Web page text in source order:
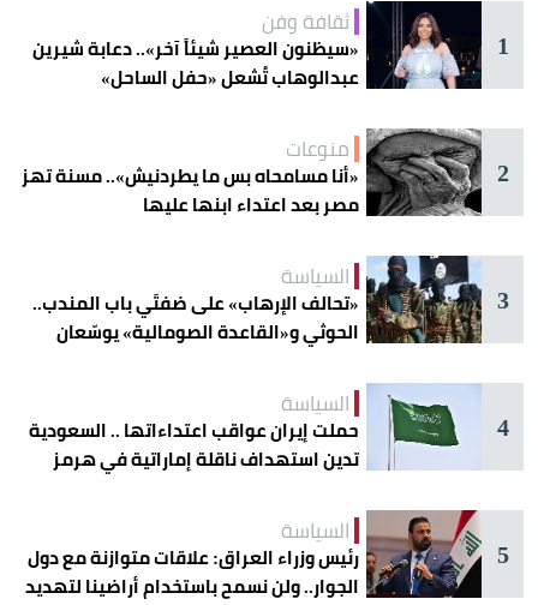
1
ثقافة وفن
«سيظنون العصير شيئاً آخر».. دعابة شيرين
عبدالوهاب تُشعل «حفل الساحل»
2
منوعات
«أنا مسامحاه بس ما يطردنيش».. مسنة تهز
مصر بعد اعتداء ابنها عليها
3
السياسة
«تحالف الإرهاب» على ضفتَي باب المندب..
الحوثي و«القاعدة الصومالية» يوسّعان
4
السياسة
حملت إيران عواقب اعتداءاتها .. السعودية
تدين استهداف ناقلة إماراتية في هرمز
5
السياسة
رئيس وزراء العراق: علاقات متوازنة مع دول
الجوار.. ولن نسمح باستخدام أراضينا لتهديد